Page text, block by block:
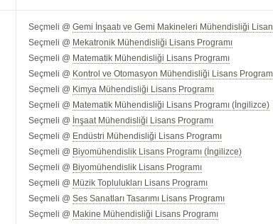
Seçmeli @Gemi İnşaatı ve Gemi Makineleri Mühendisliği
Seçmeli @ Mekatronik Mühendisliği Lisans Programı
Seçmeli @ Matematik Mühendisliği Lisans Programı
Seçmeli @ Kontrol ve Otomasyon Mühendisliği Lisans
Seçmeli @ Kimya Mühendisliği Lisans Programı
Seçmeli @ Matematik Mühendisliği Lisans Programı (İngilizce)
Seçmeli @ İnşaat Mühendisliği Lisans Programı
Seçmeli @ Endüstri Mühendisliği Lisans Programı
Seçmeli @ Biyomühendislik Lisans Programı (İngilizce)
Seçmeli @ Biyomühendislik Lisans Programı
Seçmeli @ Müzik Toplulukları Lisans Programı
Seçmeli @Ses Sanatları Tasarımı Lisans Programı
Seçmeli @ Makine Mühendisliği Lisans Programı